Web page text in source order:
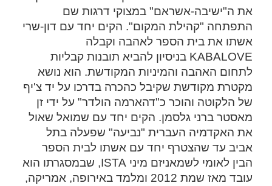
את ה"ישיבה-אשראם" במצוקי דרגות שם
התפתחה "קהילת המקום". הקים יחד עם דון-שרי
אשתו את בית הספר לאהבה וקבלה
KABALOVE בניסיון להביא תובנות קבליות
לתחום האהבה והמיניות המקודשת. הוא נושא
מקטרת מקודשת שקיבל כהכרה בדרכו על יד צ'יף
של הלקוטה והוכר כ"דהארמה הולדר" על ידי זן
מאסטר ברני גלסמן. הקים יחד עם שמואל שאול
את האקדמיה העברית "נביעה" שפעלה בתל
אביב עד שהצטרף יחד עם אשתו לבית הספר
הבין לאומי לשמאניזם מיני ISTA, שבמסגרתו הוא
עובד מאז שמת 2012 ומלמד באירופה, אמריקה,